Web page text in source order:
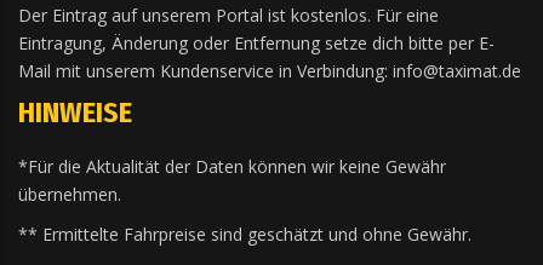
Der Eintrag auf unserem Portal ist kostenlos. Für eine
Eintragung, Änderung oder Entfernung setze dich bitte per E-
Mail mit unserem Kundenservice in Verbindung: info@taximat.de
HINWEISE
*Für die Aktualität der Daten können wir keine Gewähr
übernehmen.
** Ermittelte Fahrpreise sind geschätzt und ohne Gewähr.